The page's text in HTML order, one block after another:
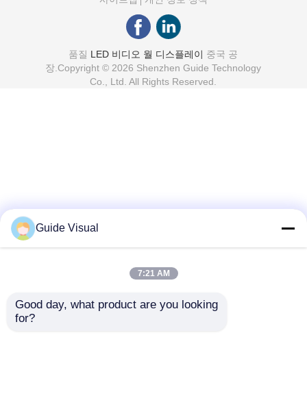
품질 LED 비디오 월 디스플레이 중국 공
장.Copyright © 2026 Shenzhen Guide Technology
Co., Ltd. All Rights Reserved.
Guide Visual
7:21 AM
Good day, what product are you looking
for?